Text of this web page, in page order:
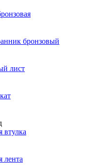
бронзовый
лист
втулка
лента